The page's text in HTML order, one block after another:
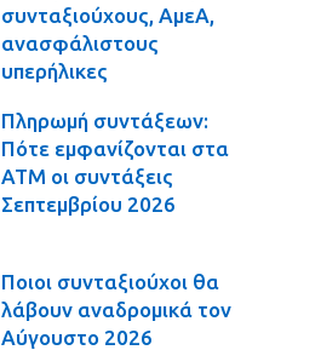
συνταξιούχους, ΑμεΑ,
ανασφάλιστους
υπερήλικες
Πληρωμή συντάξεων:
Πότε εμφανίζονται στα
ΑΤΜ οι συντάξεις
Σεπτεμβρίου 2026
Ποιοι συνταξιούχοι θα
λάβουν αναδρομικά τον
Αύγουστο 2026